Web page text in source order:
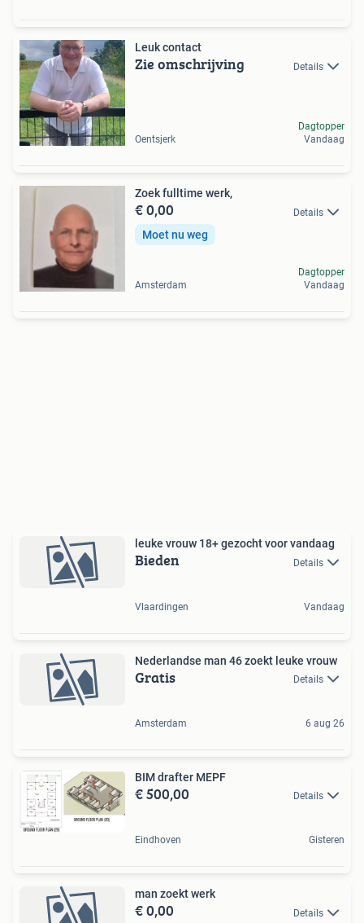
Leuk contact
Zie omschrijving Details
Oentsjerk
Dagtopper
Vandaag
Zoek fulltime werk,
€ 0,00 Details
Moet nu weg
Amsterdam
Dagtopper
Vandaag
leuke vrouw 18+ gezocht voor vandaag
Bieden Details
Vlaardingen Vandaag
Nederlandse man 46 zoekt leuke vrouw
Gratis Details
Amsterdam 6 aug 26
BIM drafter MEPF
€ 500,00 Details
Eindhoven Gisteren
man zoekt werk
€ 0,00 Details